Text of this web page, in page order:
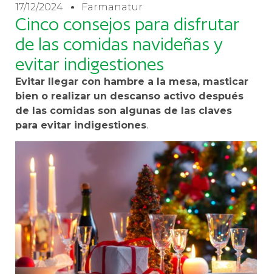
17/12/2024 Farmanatur
Cinco consejos para disfrutar
de las comidas navideñas y
evitar indigestiones
Evitar llegar con hambre a la mesa, masticar
bien o realizar un descanso activo después
de las comidas son algunas de las claves
para evitar indigestiones.